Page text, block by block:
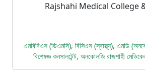
Rajshahi Medical College
এমবিবিএস (ডিএমসি), বিসিএস (স্বাস্থ্য), এমডি
বিশেষজ্ঞ কনসালটেন্ট, অনকোলজি রাজশাহী